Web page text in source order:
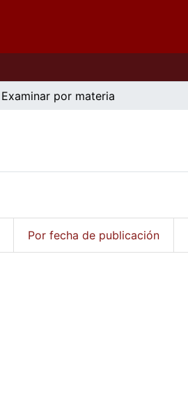
Examinar por materia
Por fecha de publicación